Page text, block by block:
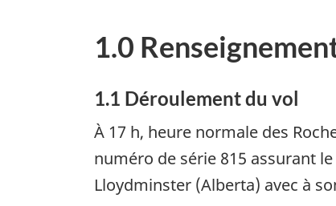
1.0
1.1 Déroulement du vol
À 17 h, heure normale des
numéro de série 815 assurant
Lloydminster (Alberta) avec à